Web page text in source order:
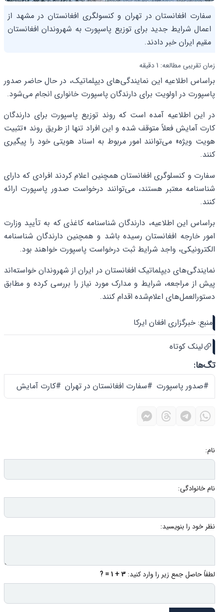
سفارت افغانستان در تهران و کنسولگری افغانستان در مشهد از
اعمال شرایط جدید برای توزیع پاسپورت به شهروندان افغانستان
مقیم ایران خبر دادند.
زمان تقریبی مطالعه: 1 دقیقه
براساس اطلاعیه این نمایندگی‌های دیپلماتیک، در حال حاضر صدور
پاسپورت در اولویت برای دارندگان پاسپورت خانواری انجام می‌شود.
در این اطلاعیه آمده است که روند توزیع پاسپورت برای دارندگان
کارت آمایش فعلاً متوقف شده و این افراد تنها از طریق روند «تثبیت
هویت ویژه» می‌توانند امور مربوط به اسناد هویتی خود را پیگیری
کنند.
سفارت و کنسلوگری افغانستان همچنین اعلام کردند افرادی که دارای
شناسنامه معتبر هستند، می‌توانند درخواست صدور پاسپورت ارائه
کنند.
براساس این اطلاعیه، دارندگان شناسنامه کاغذی که به تأیید وزارت
امور خارجه افغانستان رسیده باشد و همچنین دارندگان شناسنامه
الکترونیکی، واجد شرایط ثبت درخواست پاسپورت خواهند بود.
نمایندگی‌های دیپلماتیک افغانستان در ایران از شهروندان خواسته‌اند
پیش از مراجعه، شرایط و مدارک مورد نیاز را بررسی کرده و مطابق
دستورالعمل‌های اعلام‌شده اقدام کنند.
منبع: خبرگزاری افغان ایرکا
لینک کوتاه
تگ‌ها:
#صدور پاسپورت #سفارت افغانستان در تهران #کارت آمایش
نام:
نام خانوادگی:
نظر خود را بنویسید:
لطفاً حاصل جمع زیر را وارد کنید: 3 + 1 = ?